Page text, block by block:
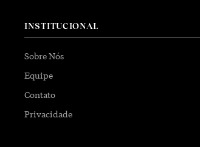
INSTITUCIONAL
Sobre Nós
Equipe
Contato
Privacidade